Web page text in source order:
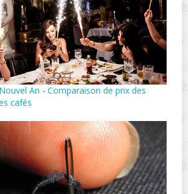
An - Comparaison de prix des
cafés